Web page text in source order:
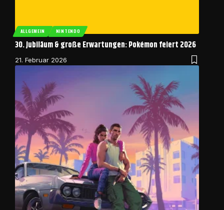
ALLGEMEIN NINTENDO
30. Jubiläum & große Erwartungen: Pokémon feiert 2026
21. Februar 2026